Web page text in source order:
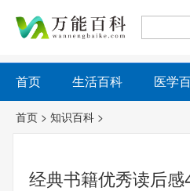
首页 生活百科 医学
首页 > 知识百科 >
经典书籍优秀读后感